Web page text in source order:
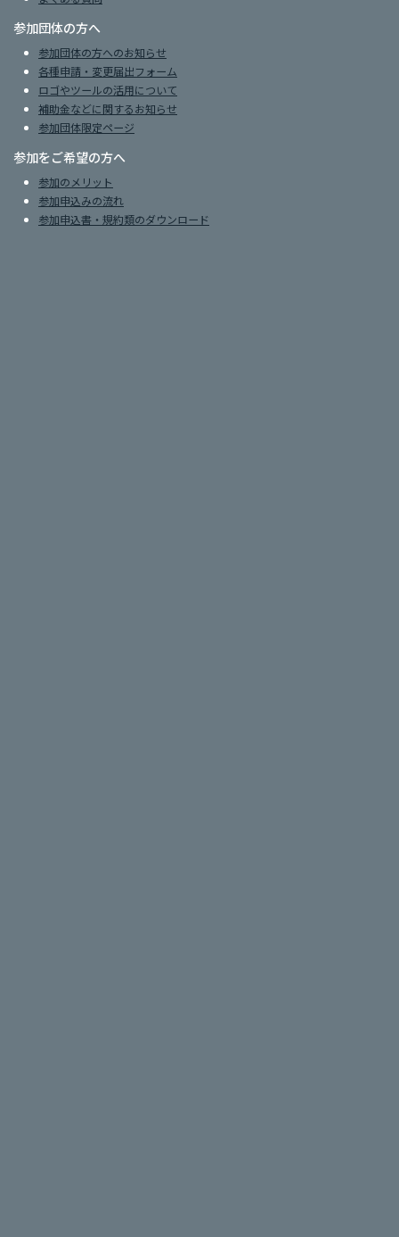
参加団体の方へ
参加団体の方へのお知らせ
各種申請・変更届出フォーム
ロゴやツールの活用について
補助金などに関するお知らせ
参加団体限定ページ
参加をご希望の方へ
参加のメリット
参加申込みの流れ
参加申込書・規約類のダウンロード